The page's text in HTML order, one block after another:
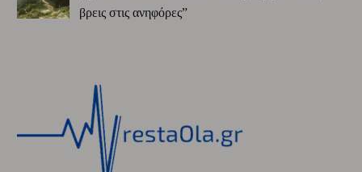
βρεις στις ανηφόρες”